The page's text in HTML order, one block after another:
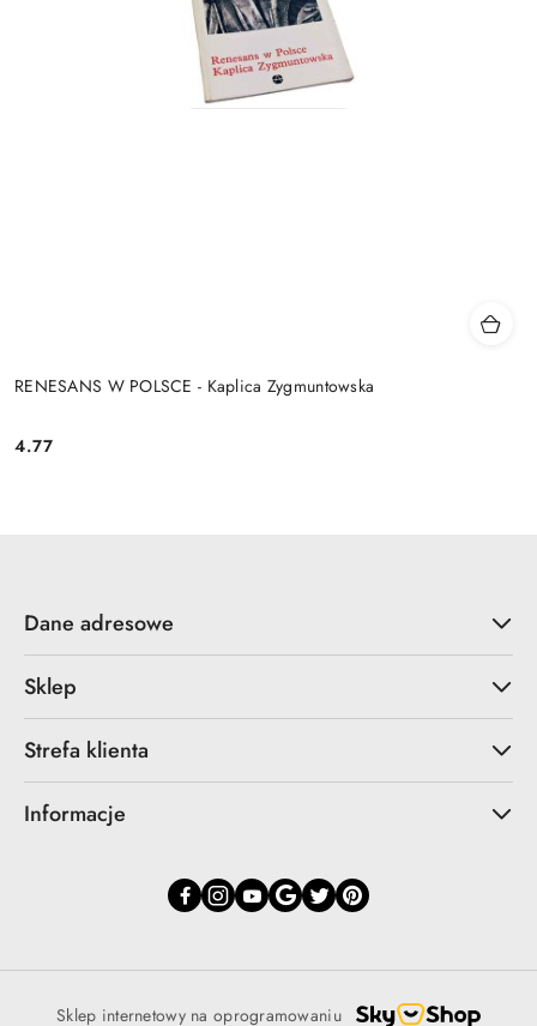
RENESANS W POLSCE - Kaplica Zygmuntowska
Cena:
4.77
Dane adresowe
Sklep
Strefa klienta
Informacje
Sklep internetowy na oprogramowaniu